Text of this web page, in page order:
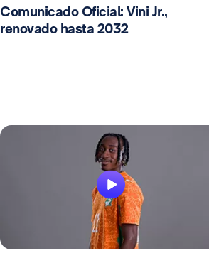
Comunicado Oficial: Vini Jr.,
renovado hasta 2032